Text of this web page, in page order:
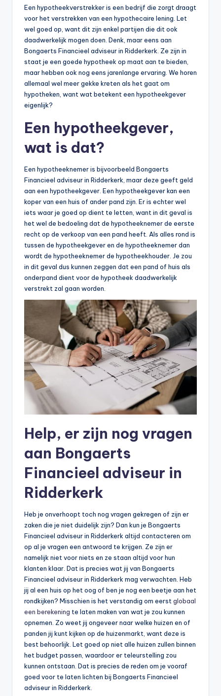
Een hypotheekverstrekker is een bedrijf die zorgt draagt
voor het verstrekken van een hypothecaire lening. Let
wel goed op, want dit zijn enkel partijen die dit ook
daadwerkelijk mogen doen. Denk, maar eens aan
Bongaerts Financieel adviseur in Ridderkerk. Ze zijn in
staat je een goede hypotheek op maat aan te bieden,
maar hebben ook nog eens jarenlange ervaring. We horen
allemaal wel meer gekke kreten als het gaat om
hypotheken, want wat betekent een hypotheekgever
eigenlijk?
Een hypotheekgever,
wat is dat?
Een hypotheeknemer is bijvoorbeeld Bongaerts
Financieel adviseur in Ridderkerk, maar deze geeft geld
aan een hypotheekgever. Een hypotheekgever kan een
koper van een huis of ander pand zijn. Er is echter wel
iets waar je goed op dient te letten, want in dit geval is
het wel de bedoeling dat de hypotheeknemer de eerste
recht op de verkoop van een pand heeft. Als alles rond is
tussen de hypotheekgever en de hypotheeknemer dan
wordt de hypotheeknemer de hypotheekhouder. Je zou
in dit geval dus kunnen zeggen dat een pand of huis als
onderpand dient voor de hypotheek daadwerkelijk
verstrekt zal gaan worden.
Help, er zijn nog vragen
aan Bongaerts
Financieel adviseur in
Ridderkerk
Heb je onverhoopt toch nog vragen gekregen of zijn er
zaken die je niet duidelijk zijn? Dan kun je Bongaerts
Financieel adviseur in Ridderkerk altijd contacteren om
op al je vragen een antwoord te krijgen. Ze zijn er
namelijk niet voor niets en ze staan altijd voor hun
klanten klaar. Dat is precies wat jij van Bongaerts
Financieel adviseur in Ridderkerk mag verwachten. Heb
jij al een huis op het oog of ben je nog een beetje aan het
rondkijken? Misschien is het verstandig om eerstglobaal
een berekening te laten maken van wat je zou kunnen
opnemen. Zo weet jij ongeveer naar welke huizen en of
panden jij kunt kijken op de huizenmarkt, want deze is
best behoorlijk. Let goed op niet alle huizen zullen binnen
het budget passen, waardoor er teleurstelling zou
kunnen ontstaan. Dat is precies de reden om je vooraf
goed voor te laten lichten bij Bongaerts Financieel
adviseur in Ridderkerk.